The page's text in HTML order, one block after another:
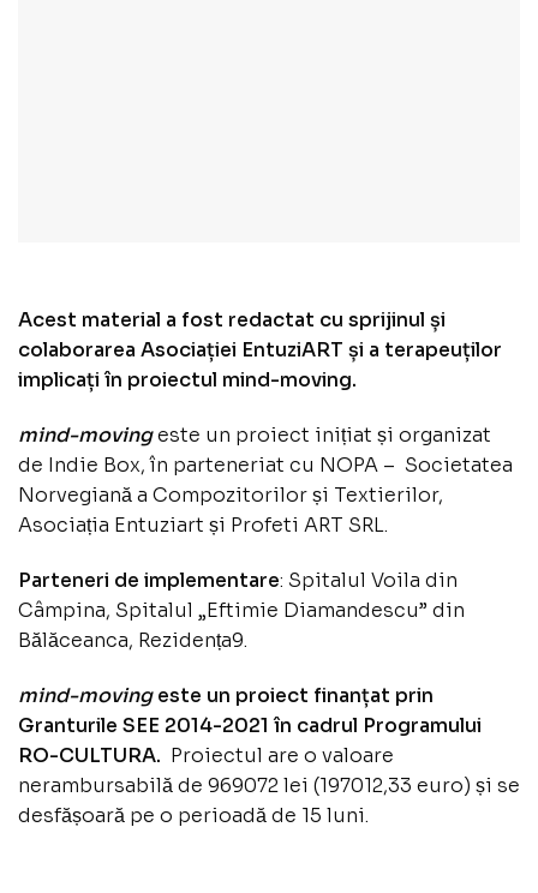
Acest material a fost redactat cu sprijinul și
colaborarea Asociației EntuziART și a terapeuților
implicați în proiectul mind-moving.
mind-movingeste un proiect inițiat și organizat
de Indie Box, în parteneriat cu NOPA – Societatea
Norvegiană a Compozitorilor și Textierilor,
Asociația Entuziart și Profeti ART SRL.
Parteneri de implementare: Spitalul Voila din
Câmpina, Spitalul „Eftimie Diamandescu” din
Bălăceanca, Rezidența9.
mind-movingeste un proiect finanțat prin
Granturile SEE 2014-2021 în cadrul Programului
RO-CULTURA. Proiectul are o valoare
nerambursabilă de 969072 lei (197012,33 euro) și se
desfășoară pe o perioadă de 15 luni.